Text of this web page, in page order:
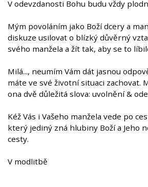
V odevzdanosti Bohu budu vždy
Mým povoláním jako Boží dcery a
diskuze usilovat o blízký důvěrný
svého manžela a žít tak, aby se to
Milá..., neumím Vám dát jasnou
máte ve své životní situaci zachovat.
ona dvě důležitá slova: uvolnění &
Kéž Vás i Vašeho manžela vede po
který jediný zná hlubiny Boží a Jeho
cesty.
V modlitbě